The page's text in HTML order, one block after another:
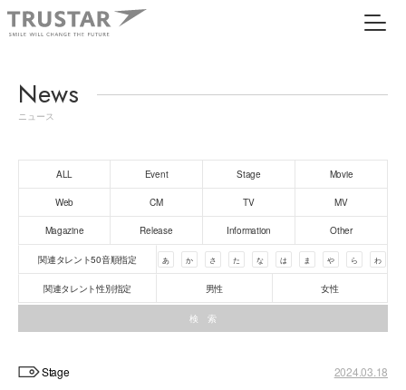
News
ニュース
ALL Event Stage Movie
Web CM TV MV
Magazine Release Information Other
関連タレント50音順指定 あ か さ た な は ま や ら わ
関連タレント性別指定 男性 女性
Stage 2024.03.18